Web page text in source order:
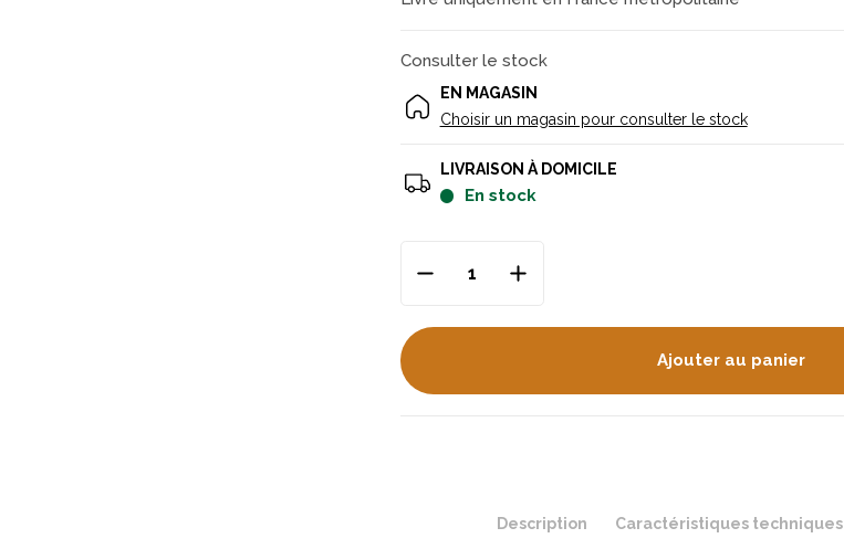
Consulter le stock
EN MAGASIN
Choisir un magasin pour consulter le stock
LIVRAISON À DOMICILE
en stock
Ajouter au panier
Description Caractéristiques techniques